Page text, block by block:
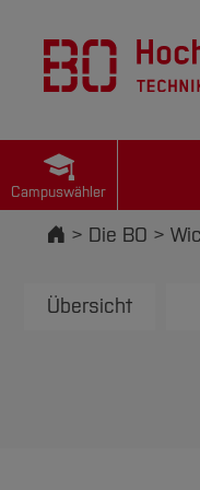
Campuswähler
Startseite
Die BO
Übersicht